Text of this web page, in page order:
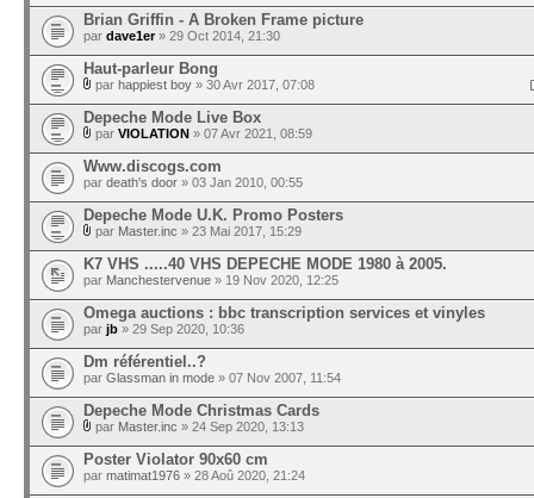
Brian Griffin - A Broken Frame picture
par dave1er» 29 Oct 2014, 21:30
Haut-parleur Bong
par happiest boy » 30 Avr 2017, 07:08
Depeche Mode Live Box
par VIOLATION » 07 Avr 2021, 08:59
Www.discogs.com
par death's door » 03 Jan 2010, 00:55
Depeche Mode U.K. Promo Posters
par Master.inc » 23 Mai 2017, 15:29
K7 VHS .....40 VHS DEPECHE MODE 1980 à 2005.
par Manchestervenue » 19 Nov 2020, 12:25
Omega auctions : bbc transcription services et vinyles
par jb » 29 Sep 2020, 10:36
Dm référentiel..?
par Glassman in mode » 07 Nov 2007, 11:54
Depeche Mode Christmas Cards
par Master.inc » 24 Sep 2020, 13:13
Poster Violator 90x60 cm
par matimat1976 » 28 Aoû 2020, 21:24